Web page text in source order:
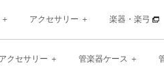
アクセサリー 楽器・楽弓
クセサリー 管楽器ケース